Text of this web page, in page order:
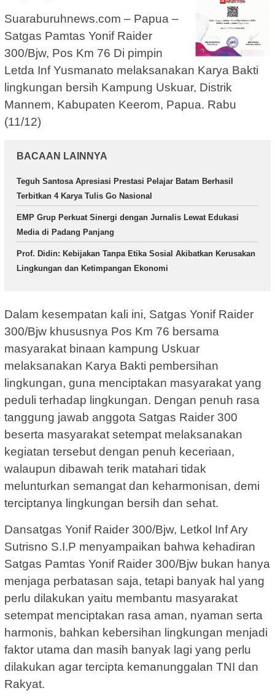
Suaraburuhnews.com – Papua –
Satgas Pamtas Yonif Raider
300/Bjw, Pos Km 76 Di pimpin
Letda Inf Yusmanato melaksanakan Karya Bakti
lingkungan bersih Kampung Uskuar, Distrik
Mannem, Kabupaten Keerom, Papua. Rabu
(11/12)
BACAAN LAINNYA
Teguh Santosa Apresiasi Prestasi Pelajar Batam Berhasil
Terbitkan 4 Karya Tulis Go Nasional
EMP Grup Perkuat Sinergi dengan Jurnalis Lewat Edukasi
Media di Padang Panjang
Prof. Didin: Kebijakan Tanpa Etika Sosial Akibatkan Kerusakan
Lingkungan dan Ketimpangan Ekonomi
Dalam kesempatan kali ini, Satgas Yonif Raider
300/Bjw khususnya Pos Km 76 bersama
masyarakat binaan kampung Uskuar
melaksanakan Karya Bakti pembersihan
lingkungan, guna menciptakan masyarakat yang
peduli terhadap lingkungan. Dengan penuh rasa
tanggung jawab anggota Satgas Raider 300
beserta masyarakat setempat melaksanakan
kegiatan tersebut dengan penuh keceriaan,
walaupun dibawah terik matahari tidak
melunturkan semangat dan keharmonisan, demi
terciptanya lingkungan bersih dan sehat.
Dansatgas Yonif Raider 300/Bjw, Letkol Inf Ary
Sutrisno S.I.P menyampaikan bahwa kehadiran
Satgas Pamtas Yonif Raider 300/Bjw bukan hanya
menjaga perbatasan saja, tetapi banyak hal yang
perlu dilakukan yaitu membantu masyarakat
setempat menciptakan rasa aman, nyaman serta
harmonis, bahkan kebersihan lingkungan menjadi
faktor utama dan masih banyak lagi yang perlu
dilakukan agar tercipta kemanunggalan TNI dan
Rakyat.